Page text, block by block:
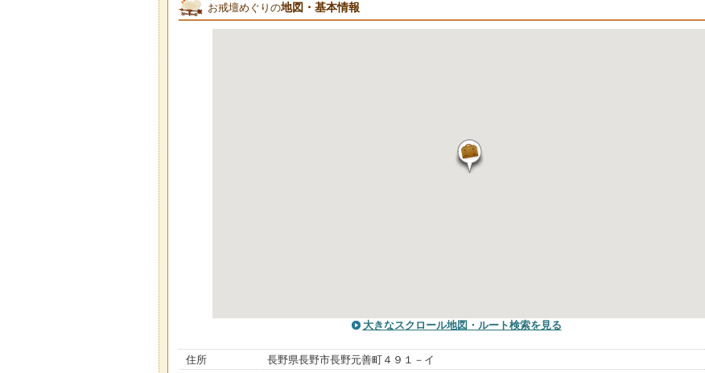
お戒壇めぐりの地図・基本情報
大きなスクロール地図 ・ルート検索を見る
住所
長野県長野市長野元善町４９１－イ